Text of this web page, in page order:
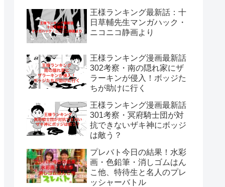
王様ランキング最新話：十
日草輔先生マンガハック・
ニコニコ静画より
王様ランキング漫画最新話
302考察・南の隠れ家にザ
ラーキンが侵入！ボッジた
ちが助けに行く
王様ランキング漫画最新話
301考察・冥府騎士団が対
抗できないザキ神にボッジ
は敵う？
プレバト今日の結果！水彩
画・色鉛筆・消しゴムはん
こ他、特待生と名人のプレ
ッシャーバトル